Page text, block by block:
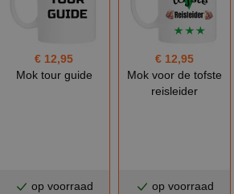
€ 12,95
Mok tour guide
op voorraad
€ 12,95
Mok voor de tofste
reisleider
op voorraad